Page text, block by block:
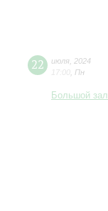
22 июля 2024
17:00 Пн
Большой зал